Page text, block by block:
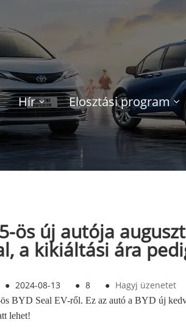
Hír Elosztási program
ös új autója
a kikiáltási ára
● 2024-08-13 ● 8 ● Hagyj üzenetet
BYD Seal EV-ről. Ez az autó a BYD új
lehet!